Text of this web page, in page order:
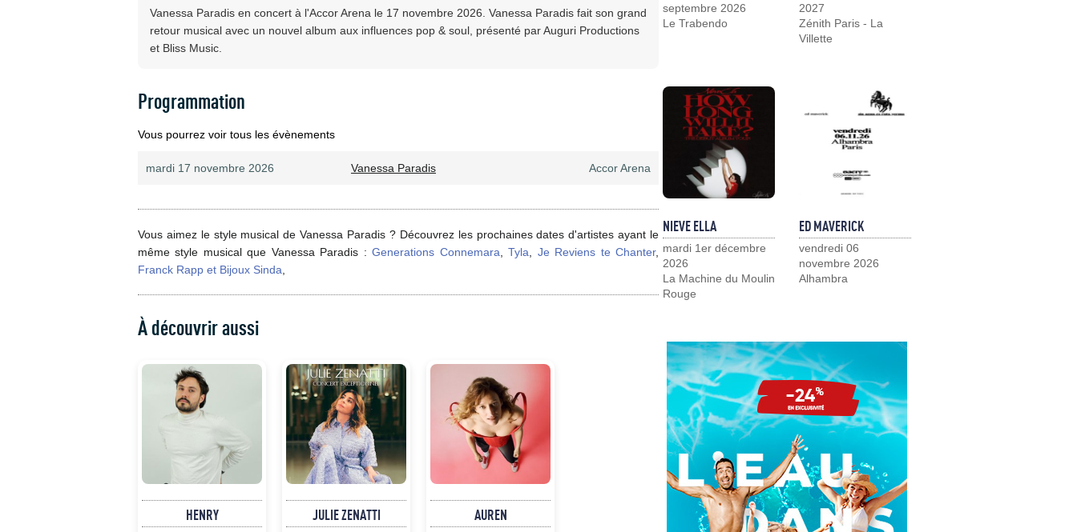
Vanessa Paradis en concert à l'Accor Arena le 17 novembre 2026. Vanessa Paradis fait son grand
retour musical avec un nouvel album aux influences pop & soul, présenté par Auguri Productions
et Bliss Music.
Programmation
Vous pourrez voir tous les évènements
mardi 17 novembre 2026 Vanessa Paradis Accor Arena
Vous aimez le style musical de Vanessa Paradis ? Découvrez les prochaines dates d'artistes ayant le
même style musical que Vanessa Paradis :Generations Connemara ,Tyla Je Reviens te Chanter,
Franck Rapp et Bijoux Sinda
À découvrir aussi
HENRY
JULIE ZENATTI
AUREN
septembre 2026
Le Trabendo
2027
Zénith Paris - La
Villette
NIEVE ELLA
mardi 1er décembre
2026
La Machine du Moulin
Rouge
ED MAVERICK
vendredi 06
novembre 2026
Alhambra